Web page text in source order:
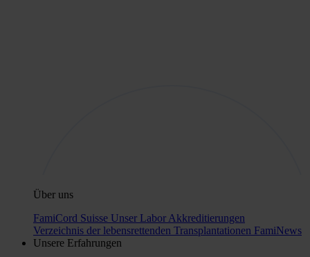
Über uns
FamiCord Suisse Unser Labor Akkreditierungen
Verzeichnis der lebensrettenden Transplantationen FamiNews
Unsere Erfahrungen